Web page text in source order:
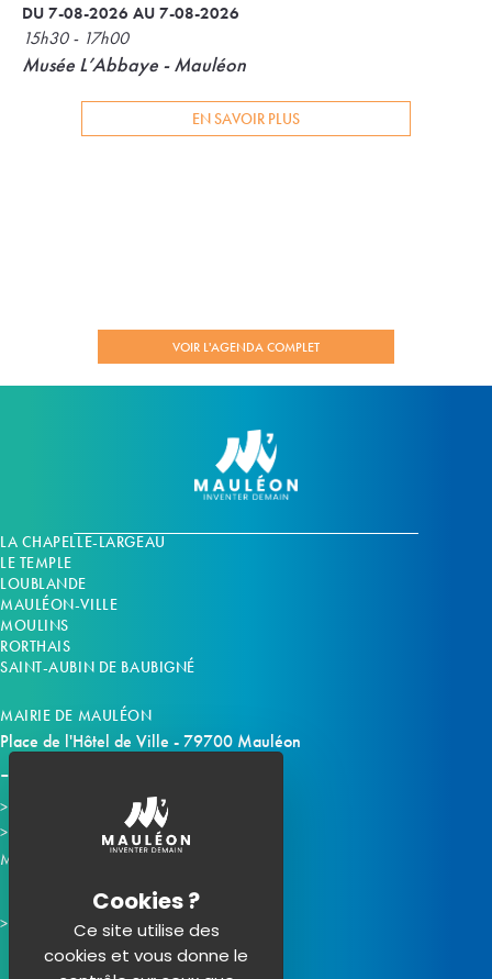
DU 7-08-2026 AU 7-08-2026
15h30 - 17h00
Musée L’Abbaye - Mauléon
EN SAVOIR PLUS
VOIR L'AGENDA COMPLET
LA CHAPELLE-LARGEAU
LE TEMPLE
LOUBLANDE
MAULÉON-VILLE
MOULINS
RORTHAIS
SAINT-AUBIN DE BAUBIGNÉ
MAIRIE DE MAULÉON
Place de l'Hôtel de Ville - 79700 Mauléon
Horaires d'ouverture
Contacter la mairie
Mauléon sur les réseaux :
Ce site utilise des
cookies et vous donne le